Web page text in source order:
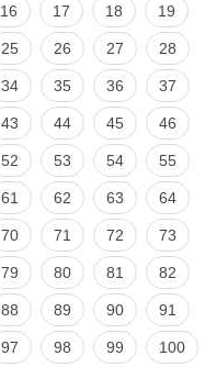
16 17 18 19
25 26 27 28
34 35 36 37
43 44 45 46
52 53 54 55
61 62 63 64
70 71 72 73
79 80 81 82
88 89 90 91
97 98 99 100